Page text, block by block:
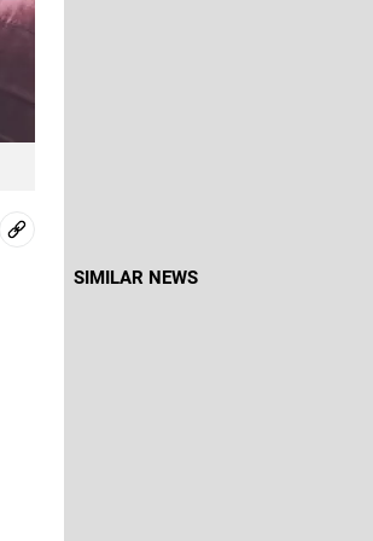
SIMILAR NEWS